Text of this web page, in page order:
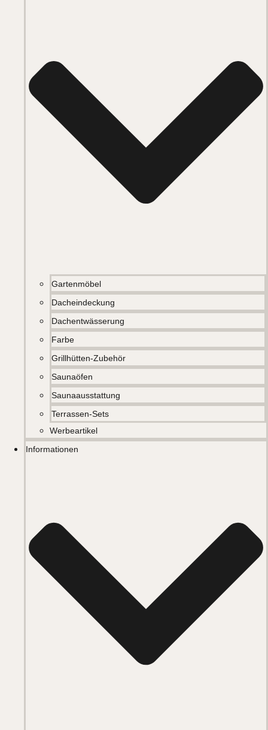
Gartenmöbel
Dacheindeckung
Dachentwässerung
Farbe
Grillhütten-Zubehör
Saunaöfen
Saunaausstattung
Terrassen-Sets
Werbeartikel
Informationen